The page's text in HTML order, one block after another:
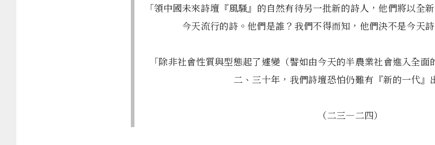
「領中國未來詩壇『風騷』的自然有待另一批新的詩人，他們將以全
今天流行的詩。他們是誰？我們不得而知，他們決不是今天詩
「除非社會性質與型態起了遽變（譬如由今天的半農業社會進入全
二、三十年，我們詩壇恐怕仍難有『新的一代』
（二三—二四）